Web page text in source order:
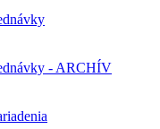
- ARCHÍV